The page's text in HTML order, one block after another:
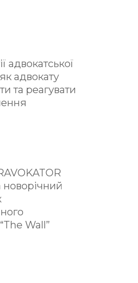
адвокатської
адвокату
та реагувати
новорічний
Wall”